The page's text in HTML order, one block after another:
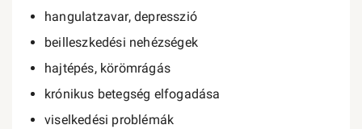
hangulatzavar, depresszió
beilleszkedési nehézségek
hajtépés, körömrágás
krónikus betegség elfogadása
viselkedési problémák